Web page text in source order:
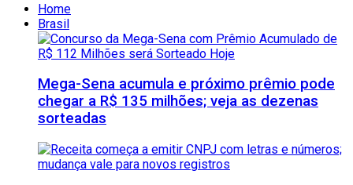
Home
Brasil
Mega-Sena acumula e próximo prêmio pode
chegar a R$ 135 milhões; veja as dezenas
sorteadas